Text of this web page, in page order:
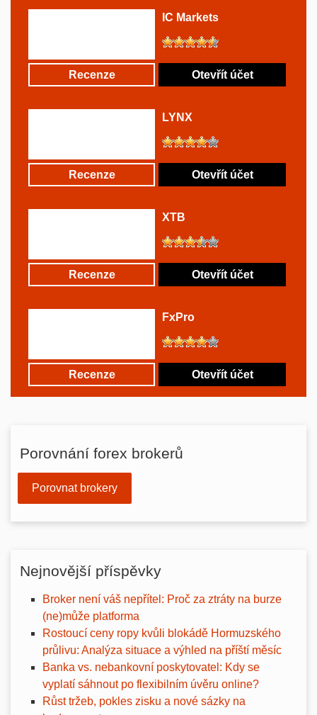
IC Markets
Recenze Otevřít účet
LYNX
Recenze Otevřít účet
XTB
Recenze Otevřít účet
FxPro
Recenze Otevřít účet
Porovnání forex brokerů
Porovnat brokery
Nejnovější příspěvky
Broker není váš nepřítel: Proč za ztráty na burze
(ne)může platforma
Rostoucí ceny ropy kvůli blokádě Hormuzského
průlivu: Analýza situace a výhled na příští měsíc
Banka vs. nebankovní poskytovatel: Kdy se
vyplatí sáhnout po flexibilním úvěru online?
Růst tržeb, pokles zisku a nové sázky na